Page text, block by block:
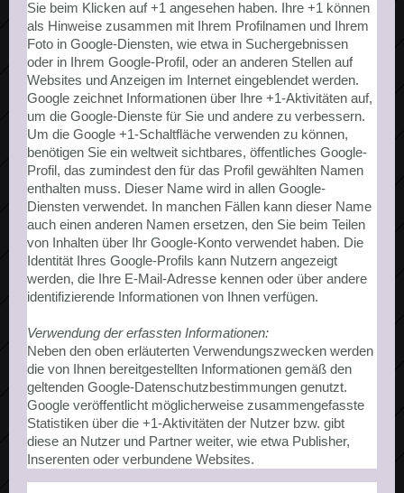
Sie beim Klicken auf +1 angesehen haben. Ihre +1 können
als Hinweise zusammen mit Ihrem Profilnamen und Ihrem
Foto in Google-Diensten, wie etwa in Suchergebnissen
oder in Ihrem Google-Profil, oder an anderen Stellen auf
Websites und Anzeigen im Internet eingeblendet werden.
Google zeichnet Informationen über Ihre +1-Aktivitäten auf,
um die Google-Dienste für Sie und andere zu verbessern.
Um die Google +1-Schaltfläche verwenden zu können,
benötigen Sie ein weltweit sichtbares, öffentliches Google-
Profil, das zumindest den für das Profil gewählten Namen
enthalten muss. Dieser Name wird in allen Google-
Diensten verwendet. In manchen Fällen kann dieser Name
auch einen anderen Namen ersetzen, den Sie beim Teilen
von Inhalten über Ihr Google-Konto verwendet haben. Die
Identität Ihres Google-Profils kann Nutzern angezeigt
werden, die Ihre E-Mail-Adresse kennen oder über andere
identifizierende Informationen von Ihnen verfügen.
Verwendung der erfassten Informationen:
Neben den oben erläuterten Verwendungszwecken werden
die von Ihnen bereitgestellten Informationen gemäß den
geltenden Google-Datenschutzbestimmungen genutzt.
Google veröffentlicht möglicherweise zusammengefasste
Statistiken über die +1-Aktivitäten der Nutzer bzw. gibt
diese an Nutzer und Partner weiter, wie etwa Publisher,
Inserenten oder verbundene Websites.